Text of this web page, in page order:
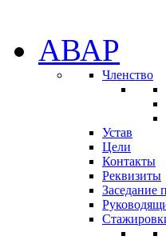
АВАР
Членство
Устав
Цели
Контакты
Реквизиты
Заседание